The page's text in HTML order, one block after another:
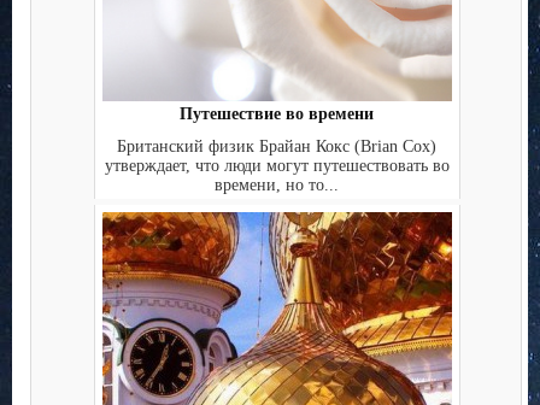
Путешествие во времени
Британский физик Брайан Кокс (Brian Cox)
утверждает, что люди могут путешествовать во
времени, но то...